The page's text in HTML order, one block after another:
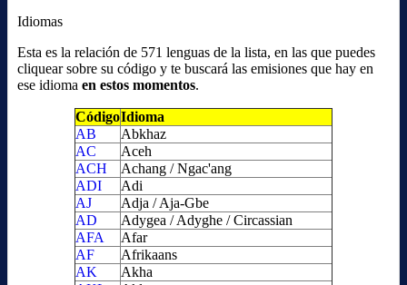
Idiomas
Esta es la relación de 571 lenguas de la lista, en las que puedes
cliquear sobre su código y te buscará las emisiones que hay en
ese idioma en estos momentos.
CódigoIdioma
AB
Abkhaz
AC
Aceh
ACH
Achang / Ngac'ang
ADI
Adi
AJ
Adja / Aja-Gbe
AD
Adygea / Adyghe / Circassian
AFA
Afar
AF
Afrikaans
AK
Akha